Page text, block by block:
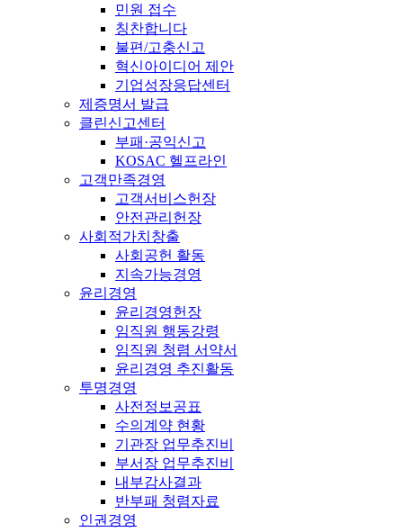
민원 접수
칭찬합니다
불편/고충신고
혁신아이디어 제안
기업성장응답센터
제증명서 발급
클린신고센터
부패·공익신고
KOSAC 헬프라인
고객만족경영
고객서비스헌장
안전관리헌장
사회적가치창출
사회공헌 활동
지속가능경영
윤리경영
윤리경영헌장
임직원 행동강령
임직원 청렴 서약서
윤리경영 추진활동
투명경영
사전정보공표
수의계약 현황
기관장 업무추진비
부서장 업무추진비
내부감사결과
반부패 청렴자료
인권경영